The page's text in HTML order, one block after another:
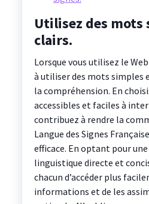
Utilisez des mots
clairs.
Lorsque vous utilisez le
à utiliser des mots simples
la compréhension. En
accessibles et faciles à
contribuez à rendre la
Langue des Signes
efficace. En optant pour
linguistique directe et
chacun d’accéder plus
informations et de les